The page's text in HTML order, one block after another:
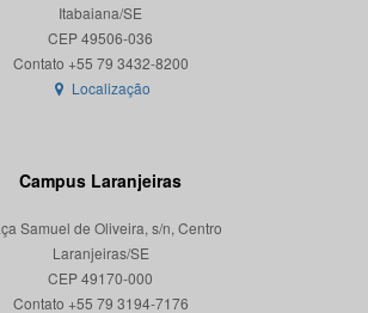
Itabaiana/SE
CEP 49506-036
Localização
Campus Laranjeiras
Samuel de Oliveira, s/n, Centro
Laranjeiras/SE
CEP 49170-000